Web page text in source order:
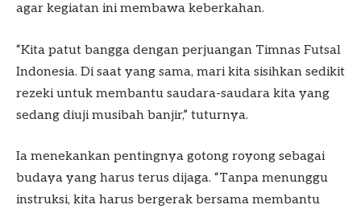
agar kegiatan ini membawa keberkahan.
“Kita patut bangga dengan perjuangan Timnas Futsal
Indonesia. Di saat yang sama, mari kita sisihkan sedikit
rezeki untuk membantu saudara-saudara kita yang
sedang diuji musibah banjir,” tuturnya.
Ia menekankan pentingnya gotong royong sebagai
budaya yang harus terus dijaga. “Tanpa menunggu
instruksi, kita harus bergerak bersama membantu